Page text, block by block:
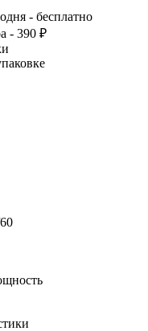
- бесплатно
- 390 ₽